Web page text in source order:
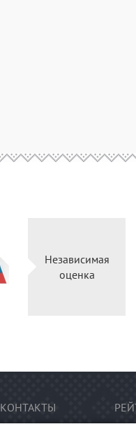
Независимая
оценка
КОНТАКТЫ